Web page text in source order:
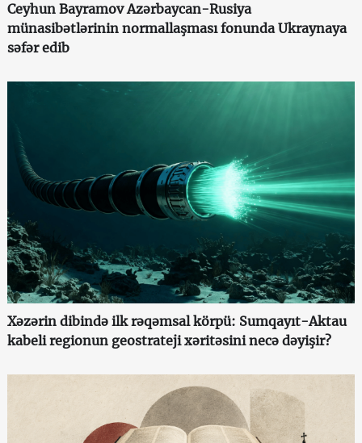
Ceyhun Bayramov Azərbaycan-Rusiya
münasibətlərinin normallaşması fonunda Ukraynaya
səfər edib
Xəzərin dibində ilk rəqəmsal körpü: Sumqayıt-Aktau
kabeli regionun geostrateji xəritəsini necə dəyişir?